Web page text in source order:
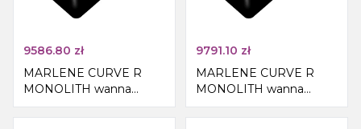
9586.80 zł
MARLENE CURVE R
MONOLITH wanna
wolnostojąca
przyścienna
9791.10 zł
MARLENE CURVE R
MONOLITH wanna
wolnostojąca
przyścienna